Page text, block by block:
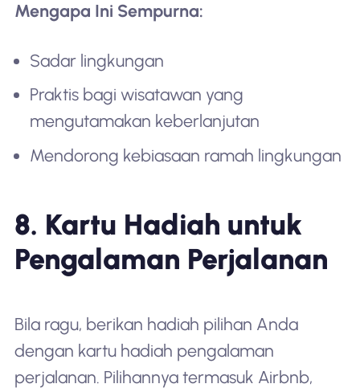
Mengapa Ini Sempurna:
Sadar lingkungan
Praktis bagi wisatawan yang
mengutamakan keberlanjutan
Mendorong kebiasaan ramah lingkungan
8. Kartu Hadiah untuk
Pengalaman Perjalanan
Bila ragu, berikan hadiah pilihan Anda
dengan kartu hadiah pengalaman
perjalanan. Pilihannya termasuk Airbnb,